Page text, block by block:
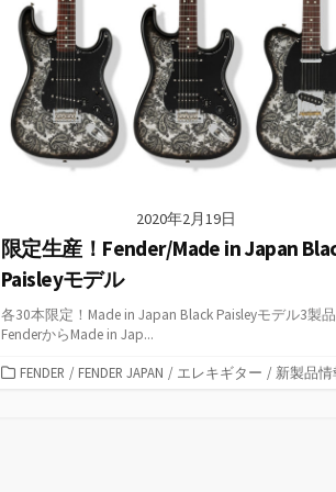
2020年2月19日
限定生産！Fender/Made in Japan
Paisleyモデル
各30本限定！Made in Japan Black Paisleyモデル3製品
FenderからMade in Jap...
カFENDER / FENDER JAPAN / エレキギター / 新製品情